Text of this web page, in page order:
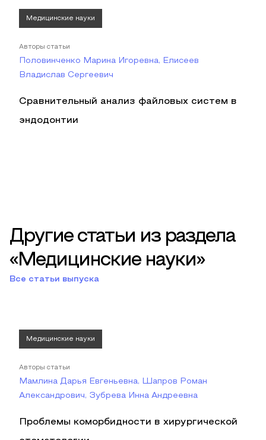
Медицинские науки
Авторы статьи
Половинченко Марина Игоревна, Елисеев
Владислав Сергеевич
Сравнительный анализ файловых систем в
эндодонтии
Другие статьи из раздела
«Медицинские науки»
Все статьи выпуска
Медицинские науки
Авторы статьи
Мамлина Дарья Евгеньевна, Шапров Роман
Александрович, Зубрева Инна Андреевна
Проблемы коморбидности в хирургической